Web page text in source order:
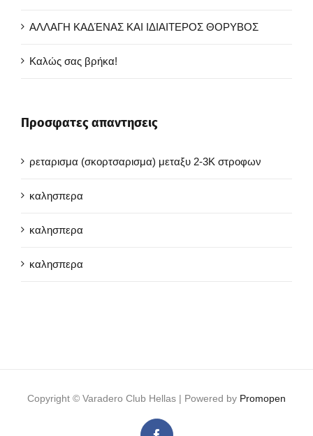
ΑΛΛΑΓΗ ΚΑΔΈΝΑΣ ΚΑΙ ΙΔΙΑΙΤΕΡΟΣ ΘΟΡΥΒΟΣ
Καλώς σας βρήκα!
Προσφατες απαντησεις
ρεταρισμα (σκορτσαρισμα) μεταξυ 2-3Κ στροφων
καλησπερα
καλησπερα
καλησπερα
Copyright © Varadero Club Hellas | Powered by Promopen